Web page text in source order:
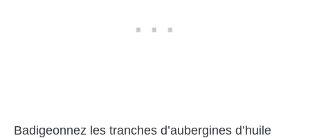
Badigeonnez les tranches d’aubergines d’huile